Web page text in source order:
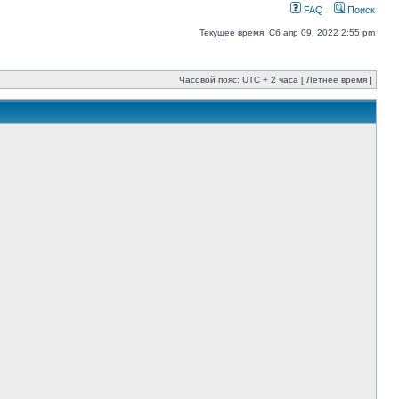
FAQ Поиск
Текущее время: Сб апр 09, 2022 2:55 pm
Часовой пояс: UTC + 2 часа [ Летнее время ]